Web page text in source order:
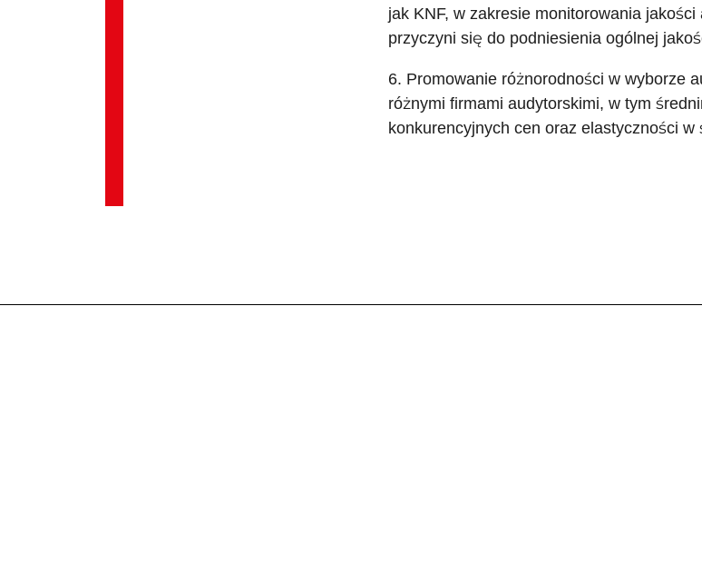
jak KNF, w zakresie monitorowania
przyczyni się do podniesienia ogólnej
6. Promowanie różnorodności w wyborze
różnymi firmami audytorskimi, w tym
konkurencyjnych cen oraz elastyczności w